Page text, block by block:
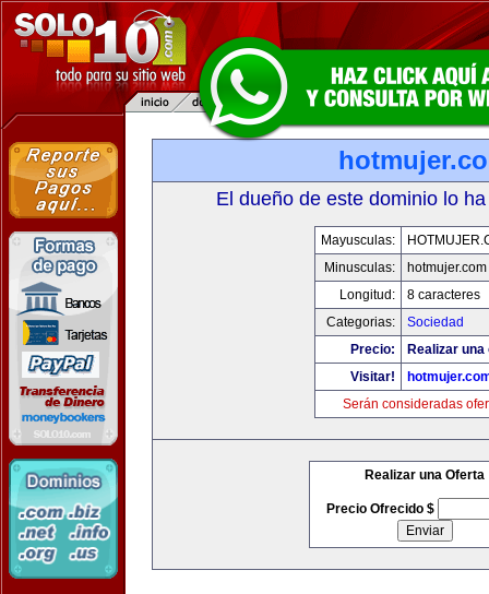
El dueño de este dominio lo
Mayusculas:
Minusculas:
hotmujer.com
Longitud:
8 caracteres
Categorias:
Sociedad
Precio:
Realizar
Visitar!
Serán consideradas
Realizar una Oferta
Precio Ofrecido $